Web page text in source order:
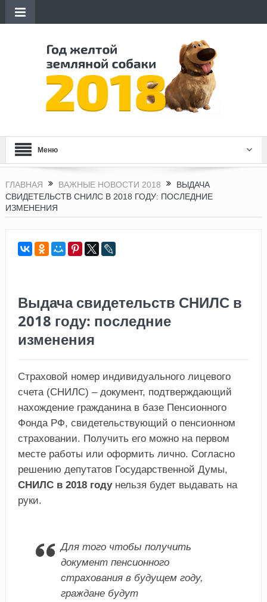
Меню
ГЛАВНАЯ ВАЖНЫЕ НОВОСТИ 2018
ВЫДАЧА
СВИДЕТЕЛЬСТВ СНИЛС В 2018 ГОДУ: ПОСЛЕДНИЕ
ИЗМЕНЕНИЯ
Выдача свидетельств СНИЛС в
2018 году: последние
изменения
Страховой номер индивидуального лицевого
счета (СНИЛС) – документ, подтверждающий
нахождение гражданина в базе Пенсионного
Фонда РФ, свидетельствующий о пенсионном
страховании. Получить его можно на первом
месте работы или оформить лично. Согласно
решению депутатов Государственной Думы,
СНИЛС в 2018 годунельзя будет выдавать на
руки.
Для того чтобы получить
документ пенсионного
страхования в будущем году,
граждане будут